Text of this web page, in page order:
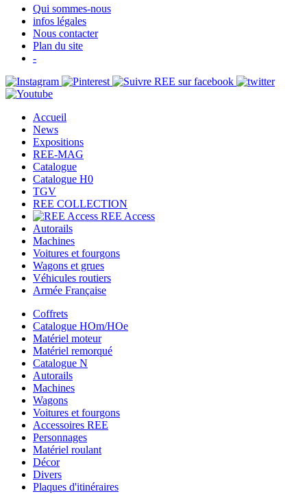
Qui sommes-nous
infos légales
Nous contacter
Plan du site
-
Accueil
News
Expositions
REE-MAG
Catalogue
Catalogue H0
TGV
REE COLLECTION
REE Access
Autorails
Machines
Voitures et fourgons
Wagons et grues
Véhicules routiers
Armée Française
Coffrets
Catalogue HOm/HOe
Matériel moteur
Matériel remorqué
Catalogue N
Autorails
Machines
Wagons
Voitures et fourgons
Accessoires REE
Personnages
Matériel roulant
Décor
Divers
Plaques d'itinéraires